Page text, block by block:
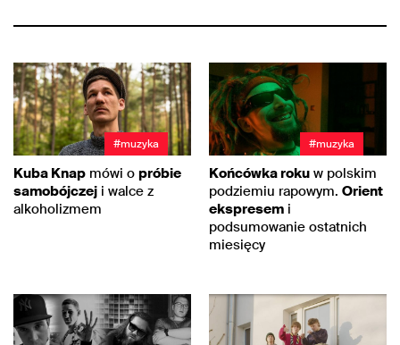
#muzyka
Kuba Knap mówi o próbie
samobójczej i walce z
alkoholizmem
#muzyka
Końcówka roku w polskim
podziemiu rapowym. Orient
ekspresem i
podsumowanie ostatnich
miesięcy